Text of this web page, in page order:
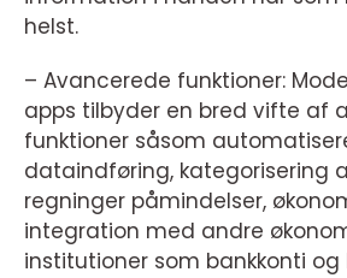
helst.
– Avancerede funktioner:
apps tilbyder en bred vifte af
funktioner såsom
dataindføring, kategorisering
regninger påmindelser,
integration med andre
institutioner som bankkonti og